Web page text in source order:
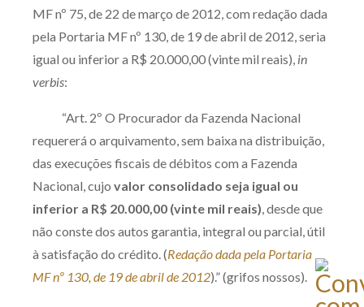
MF nº 75, de 22 de março de 2012, com redação dada
pela Portaria MF nº 130, de 19 de abril de 2012, seria
igual ou inferior a R$ 20.000,00 (vinte mil reais), in
verbis:
“Art. 2º O Procurador da Fazenda Nacional
requererá o arquivamento, sem baixa na distribuição,
das execuções fiscais de débitos com a Fazenda
Nacional, cujo valor consolidado seja igual ou
inferior a R$ 20.000,00 (vinte mil reais), desde que
não conste dos autos garantia, integral ou parcial, útil
à satisfação do crédito. (Redação dada pela Portaria
MF nº 130, de 19 de abril de 2012).” (grifos nossos).